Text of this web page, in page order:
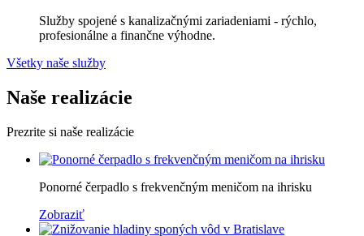
Služby spojené s kanalizačnými zariadeniami - rýchlo,
profesionálne a finančne výhodne.
Všetky naše služby
Naše realizácie
Prezrite si naše realizácie
Ponorné čerpadlo s frekvenčným meničom na ihrisku
Zobraziť